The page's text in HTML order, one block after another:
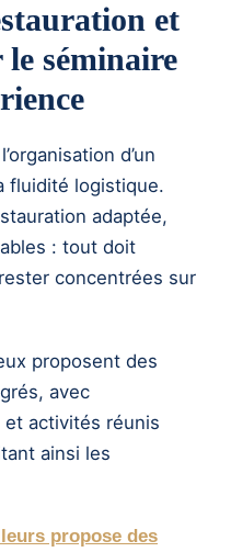
et
séminaire
d’un
fluidité logistique.
adaptée,
: tout doit
concentrées sur
proposent des
avec
activités réunis
ainsi les
propose des